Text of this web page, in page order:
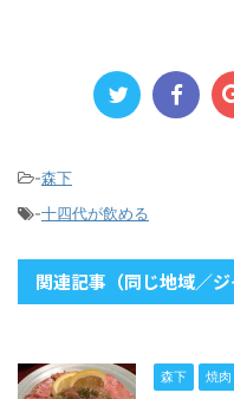
-森下
-十四代が飲める
関連記事（同じ地域／ジ
森下 焼肉